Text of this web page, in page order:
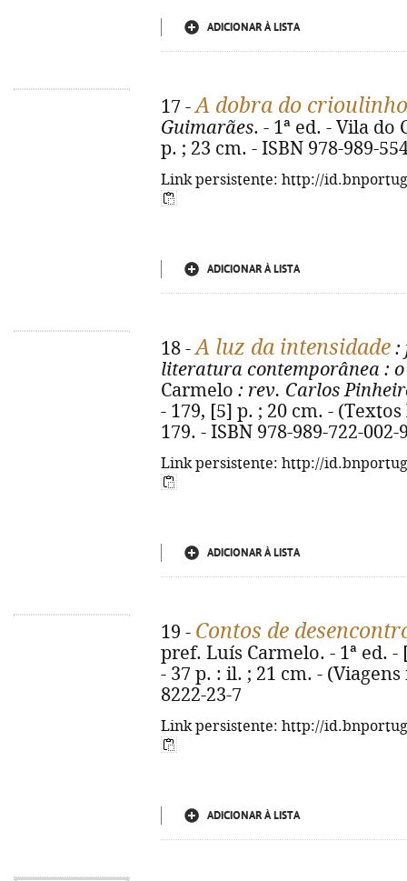
ADICIONAR À LISTA
17 -A dobra do crioulinho
Guimarães. - 1ª ed. - Vila do
p. ; 23 cm. - ISBN 978-989-
Link persistente: http://
ADICIONAR À LISTA
18 -A luz da intensidade :
literatura contemporânea :
Carmelo : rev. Carlos
- 179, [5] p. ; 20 cm. -
179. - ISBN 978-989-722-002-
Link persistente: http://
ADICIONAR À LISTA
19 - Contos de
pref. Luís Carmelo. - 1ª ed.
- 37 p. : il. ; 21 cm. -
8222-23-7
Link persistente: http://
ADICIONAR À LISTA